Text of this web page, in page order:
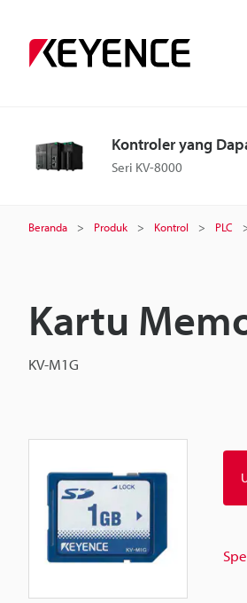
Kontroler yang
Seri KV-8000
Beranda Produk Kontrol PLC
Kartu
KV-M1G